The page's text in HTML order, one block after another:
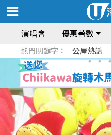
演唱會 優惠著數
熱門關鍵字： 公屋熱話